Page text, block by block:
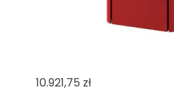
10.921,75 zł